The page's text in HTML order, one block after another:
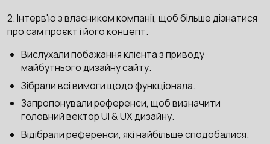
2. Інтерв'ю з власником компанії, щоб більше дізнатися
про сам проєкт і його концепт.
Вислухали побажання клієнта з приводу
майбутнього дизайну сайту.
Зібрали всі вимоги щодо функціонала.
Запропонували референси, щоб визначити
головний вектор UI & UX дизайну.
Відібрали референси, які найбільше сподобалися.